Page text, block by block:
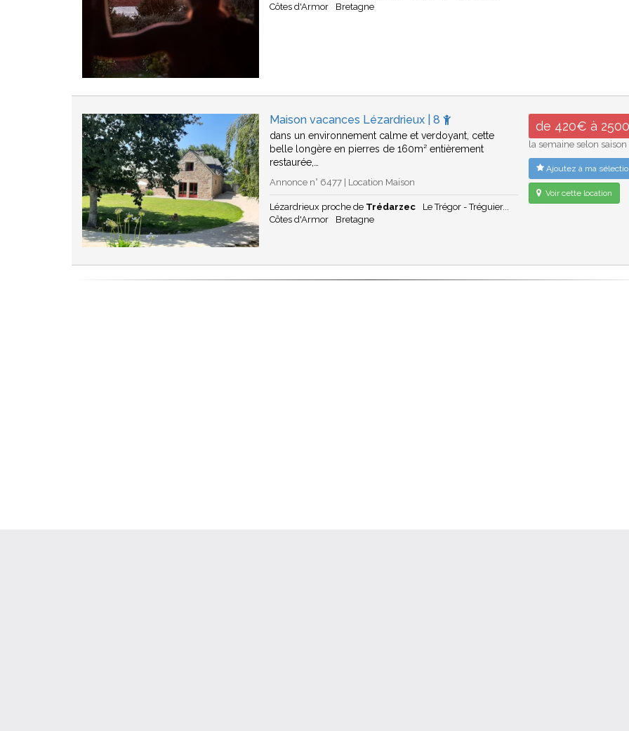
Côtes d'Armor
Bretagne
Maison vacances Lézardrieux | 8
dans un environnement calme et verdoyant, cette
belle longère en pierres de 160m² entièrement
restaurée,…
Annonce n° 6477 | Location Maison
Lézardrieux proche de Trédarzec
Le Trégor - Tréguier...
Côtes d'Armor
Bretagne
de 420€ à
la semaine selon saison
Ajoutez à ma
Voir cette location